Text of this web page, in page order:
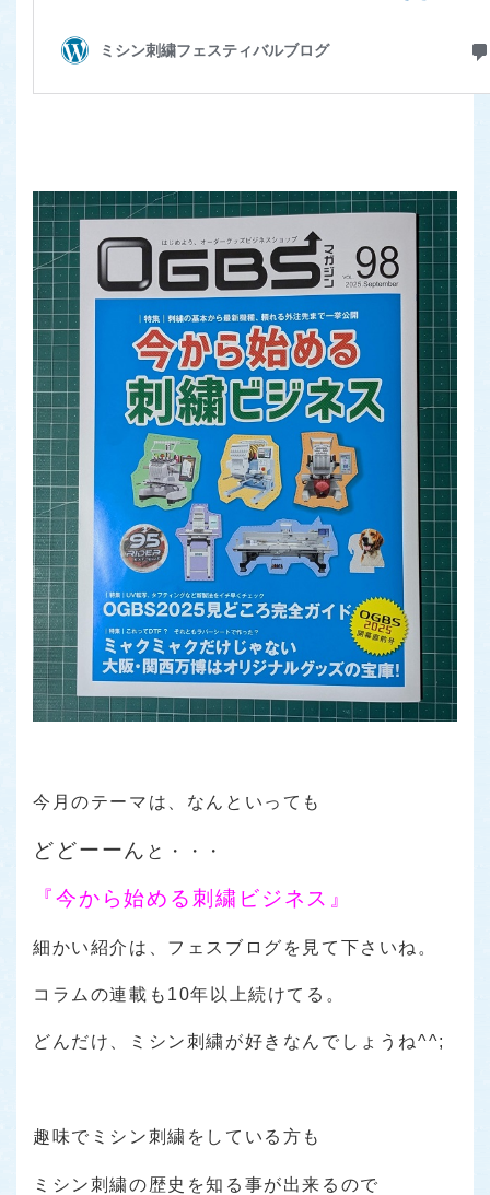
今月のテーマは、なんといっても
どどーーん と・・・
『今から始める刺繍ビジネス』
細かい紹介は、フェスブログを見て下さいね。
コラムの連載も10年以上続けてる。
どんだけ、ミシン刺繍が好きなんでしょうね^^;
趣味でミシン刺繍をしている方も
ミシン刺繍の歴史を知る事が出来るので